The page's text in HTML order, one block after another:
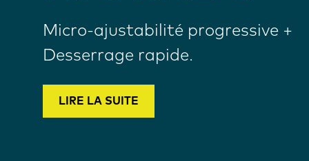
Micro-ajustabilité progressive +
Desserrage rapide.
LIRE LA SUITE